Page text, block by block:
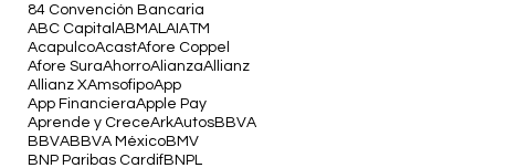
84 Convención Bancaria
ABC Capital ABMALAIATM
AcapulcoAcastAfore Coppel
Afore SuraAhorroAlianzaAllianz
Allianz XAmsofipoApp
App FinancieraApple Pay
Aprende y CreceArkAutosBBVA
BBVABBVA MéxicoBMV
BNP Paribas CardifBNPL